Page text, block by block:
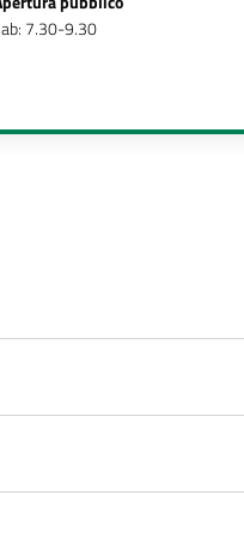
7.30-9.30